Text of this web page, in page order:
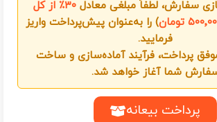
سفارش، لطفاً مبلغی معادل
۳۰٪ از کل
تومان
) را به‌عنوان پیش‌پرداخت واریز
فرمایید.
پرداخت، فرآیند آماده‌سازی و ساخت
شما آغاز خواهد شد.
پرداخت بیعانه